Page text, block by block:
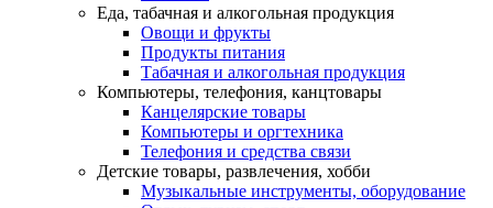
Еда, табачная и алкогольная продукция
Овощи и фрукты
Продукты питания
Табачная и алкогольная продукция
Компьютеры, телефония, канцтовары
Канцелярские товары
Компьютеры и оргтехника
Телефония и средства связи
Детские товары, развлечения, хобби
Музыкальные инструменты, оборудование